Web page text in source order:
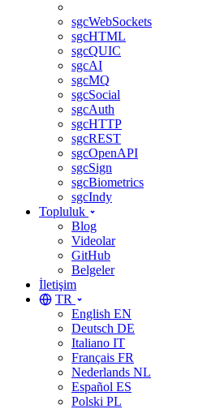
sgcWebSockets
sgcHTML
sgcQUIC
sgcAI
sgcMQ
sgcSocial
sgcAuth
sgcHTTP
sgcREST
sgcOpenAPI
sgcSign
sgcBiometrics
sgcIndy
Topluluk
Blog
Videolar
GitHub
Belgeler
İletişim
TR
English EN
Deutsch DE
Italiano IT
Français FR
Nederlands NL
Español ES
Polski PL